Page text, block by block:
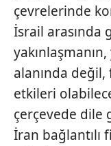
çevrelerinde
İsrail arasında
alanında
etkileri
çerçevede dile
İran bağlantılı